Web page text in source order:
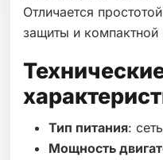
Отличается
защиты и
Тип питания:
Мощность